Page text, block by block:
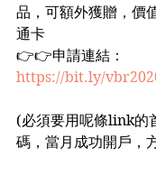
品，可額外獲贈，價
通卡
👉👉申請連結：
https://bit.ly/
(必須要用呢條link的
碼，當月成功開戶，